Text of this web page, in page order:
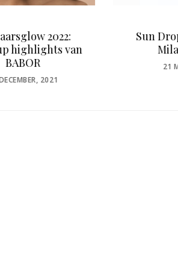
SPF 50 by
Mila d’Opiz
POSTED
ON
21 MEI, 2022
EAVE